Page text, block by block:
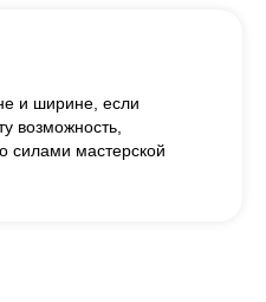
и ширине, если
возможность,
силами мастерской